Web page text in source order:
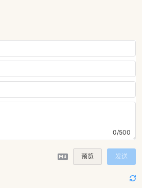
0/500
预览 发送